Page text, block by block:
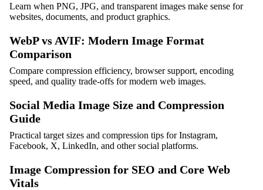
Learn when PNG, JPG, and transparent images make sense for
websites, documents, and product graphics.
WebP vs AVIF: Modern Image Format
Comparison
Compare compression efficiency, browser support, encoding
speed, and quality trade-offs for modern web images.
Social Media Image Size and Compression
Guide
Practical target sizes and compression tips for Instagram,
Facebook, X, LinkedIn, and other social platforms.
Image Compression for SEO and Core Web
Vitals